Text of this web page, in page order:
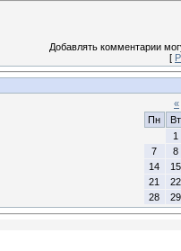
Добавлять комментарии
[
«
Пн
Вт
1
7
8
14
15
21
22
28
29